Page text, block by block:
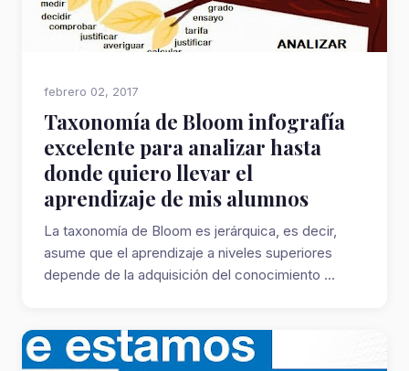
febrero 02, 2017
Taxonomía de Bloom infografía
excelente para analizar hasta
donde quiero llevar el
aprendizaje de mis alumnos
La taxonomía de Bloom es jerárquica, es decir,
asume que el aprendizaje a niveles superiores
depende de la adquisición del conocimiento ...